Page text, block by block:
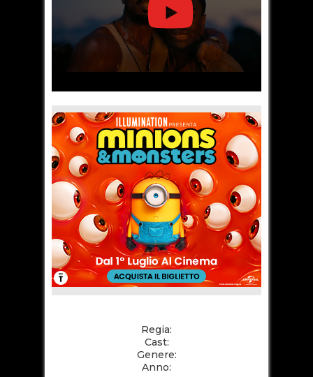
Regia:
Cast:
Genere:
Anno: